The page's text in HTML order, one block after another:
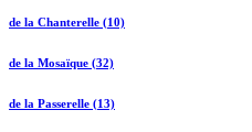
de la Chanterelle (10)
de la Mosaïque (32)
de la Passerelle (13)